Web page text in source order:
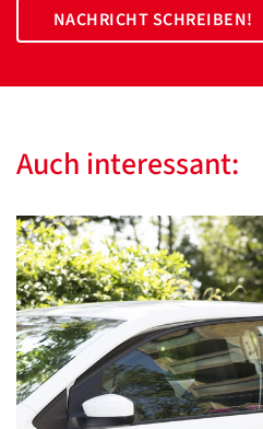
NACHRICHT SCHREIBEN!
Auch interessant: